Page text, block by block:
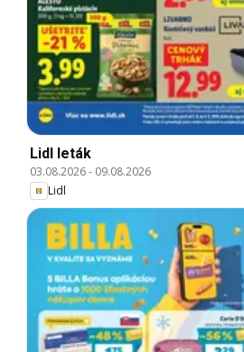
Lidl leták
03.08.2026- 09.08.2026
Lidl